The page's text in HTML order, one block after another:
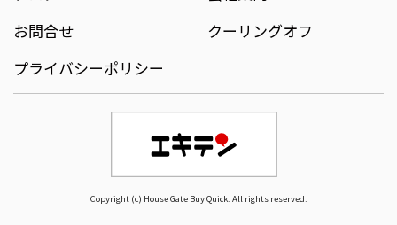
お問合せ
クーリングオフ
プライバシーポリシー
Copyright (c) House Gate Buy Quick. All rights reserved.